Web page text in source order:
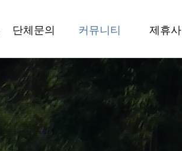
단체문의 커뮤니티 제휴사